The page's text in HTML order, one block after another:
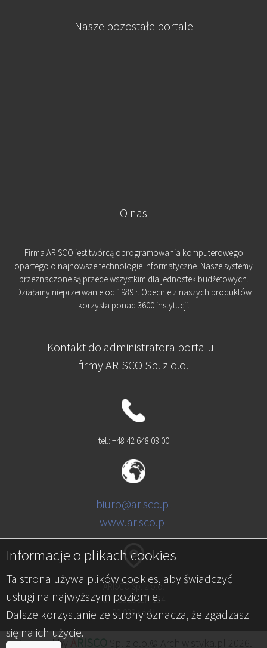
Informacje o plikach cookies
Ta strona używa plików cookies, aby świadczyć
usługi na najwyższym poziomie.
Dalsze korzystanie ze strony oznacza, że zgadzasz
się na ich użycie.
Nasze pozostałe portale
O nas
Firma ARISCO jest twórcą oprogramowania komputerowego
opartego o najnowsze technologie informatyczne. Nasze systemy
przeznaczone są przede wszystkim dla jednostek budżetowych.
Działamy nieprzerwanie od 1989 r. Obecnie z naszych produktów
korzysta ponad 3600 instytucji.
Kontakt do administratora portalu -
firmy ARISCO Sp. z o.o.
tel.: +48 42 648 03 00
biuro@arisco.pl
www.arisco.pl
ARISCO Sp. z o.o.
al. Kościuszki 134
90-029 Łódź
Powered by RISCO Sp. z o.o.© Archiwistyka.pl 2026.